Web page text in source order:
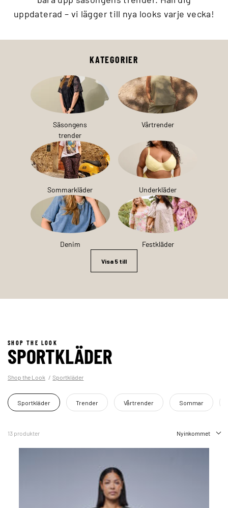
uppdaterad – vi lägger till nya looks varje vecka!
KATEGORIER
Säsongens
trender
Vårtrender
Sommarkläder Underkläder
Denim Festkläder
Visa 5 till
SHOP THE LOOK
SPORTKLÄDER
Shop the Look Sportkläder
Trender Vårtrender Sommar
Sportkläder
13 produkter Nyinkommet